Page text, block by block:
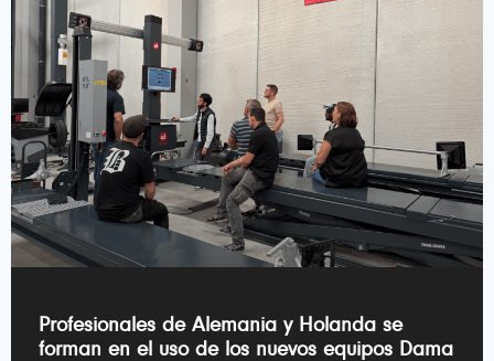
Profesionales de Alemania y Holanda se
forman en el uso de los nuevos equipos Dama